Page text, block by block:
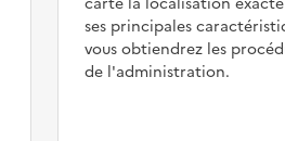
ses principales
vous obtiendrez les
de l'administration.